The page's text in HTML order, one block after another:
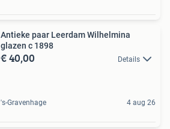
Antieke paar Leerdam Wilhelmina
glazen c 1898
€ 40,00 Details
's-Gravenhage 4 aug 26